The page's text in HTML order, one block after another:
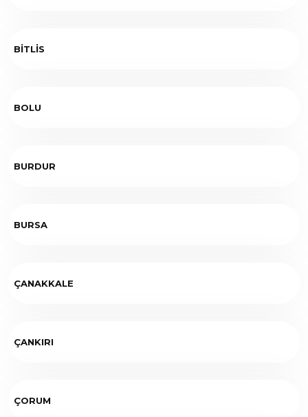
BİTLİS
BOLU
BURDUR
BURSA
ÇANAKKALE
ÇANKIRI
ÇORUM